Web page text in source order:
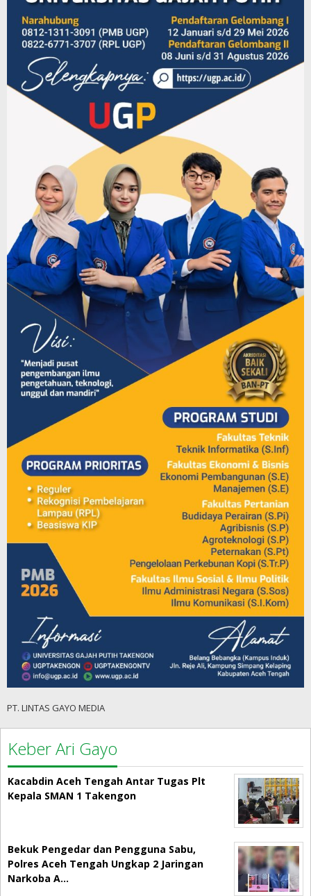
PT. LINTAS GAYO MEDIA
Keber Ari Gayo
Kacabdin Aceh Tengah Antar Tugas Plt
Kepala SMAN 1 Takengon
Bekuk Pengedar dan Pengguna Sabu,
Polres Aceh Tengah Ungkap 2 Jaringan
Narkoba A…